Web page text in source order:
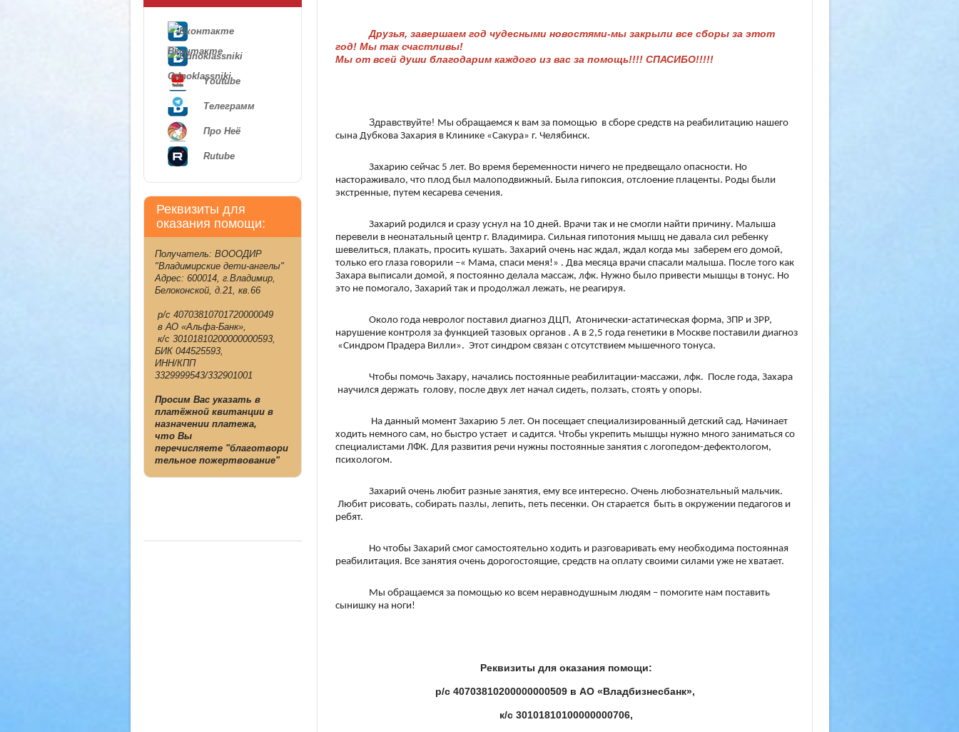
Вконтакте
Odnoklassniki
Youtube
Телеграмм
Про Неё
Rutube
Реквизиты для
оказания помощи:
Получатель: ВОООДИР
"Владимирские дети-ангелы"
Адрес: 600014, г.Владимир,
Белоконской, д.21, кв.66
р/с 40703810701720000049
в АО «Альфа-Банк»,
к/с 30101810200000000593,
БИК 044525593,
ИНН/КПП
3329999543/332901001
Просим Вас указать в
платёжной квитанции в
назначении платежа,
что Вы
перечисляете "благотвори
тельное пожертвование"
Друзья, завершаем год чудесными новостями-мы закрыли все сборы за этот
год! Мы так счастливы!
Мы от всей души благодарим каждого из вас за помощь!!!! СПАСИБО!!!!!
Здравствуйте! Мы обращаемся к вам за помощью в сборе средств на реабилитацию нашего
сына Дубкова Захария в Клинике «Сакура» г. Челябинск.
Захарию сейчас 5 лет. Во время беременности ничего не предвещало опасности. Но
настораживало, что плод был малоподвижный. Была гипоксия, отслоение плаценты. Роды были
экстренные, путем кесарева сечения.
Захарий родился и сразу уснул на 10 дней. Врачи так и не смогли найти причину. Малыша
перевели в неонатальный центр г. Владимира. Сильная гипотония мышц не давала сил ребенку
шевелиться, плакать, просить кушать. Захарий очень нас ждал, ждал когда мы заберем его домой,
только его глаза говорили –« Мама, спаси меня!» . Два месяца врачи спасали малыша. После того как
Захара выписали домой, я постоянно делала массаж, лфк. Нужно было привести мышцы в тонус. Но
это не помогало, Захарий так и продолжал лежать, не реагируя.
Около года невролог поставил диагноз ДЦП, Атонически-астатическая форма, ЗПР и ЗРР,
нарушение контроля за функцией тазовых органов . А в 2,5 года генетики в Москве поставили диагноз
«Синдром Прадера Вилли». Этот синдром связан с отсутствием мышечного тонуса.
Чтобы помочь Захару, начались постоянные реабилитации-массажи, лфк. После года, Захара
научился держать голову, после двух лет начал сидеть, ползать, стоять у опоры.
На данный момент Захарию 5 лет. Он посещает специализированный детский сад. Начинает
ходить немного сам, но быстро устает и садится. Чтобы укрепить мышцы нужно много заниматься со
специалистами ЛФК. Для развития речи нужны постоянные занятия с логопедом-дефектологом,
психологом.
Захарий очень любит разные занятия, ему все интересно. Очень любознательный мальчик.
Любит рисовать, собирать пазлы, лепить, петь песенки. Он старается быть в окружении педагогов и
ребят.
Но чтобы Захарий смог самостоятельно ходить и разговаривать ему необходима постоянная
реабилитация. Все занятия очень дорогостоящие, средств на оплату своими силами уже не хватает.
Мы обращаемся за помощью ко всем неравнодушным людям – помогите нам поставить
сынишку на ноги!
Реквизиты для оказания помощи:
р/с 40703810200000000509 в АО «Владбизнесбанк»,
к/с 30101810100000000706,